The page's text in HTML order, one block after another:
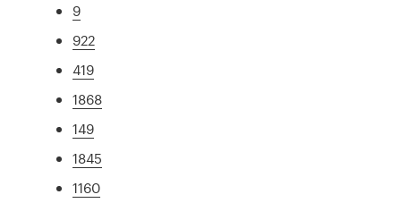
9
922
419
1868
149
1845
1160